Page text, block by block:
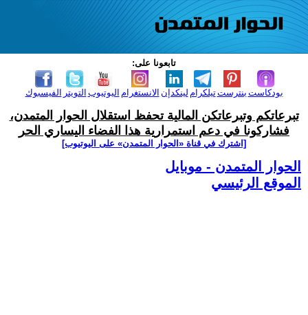
تابعونا على:
الفيسبوك التويتر اليوتيوب الانستغرام لينكدإن تيلكرامبنترست بودكاست
تبرعاتكم وتبرعاتكن المالية تحفظ استقلال الحوار المتمدن،
فشاركونا في دعم استمرارية هذا الفضاء اليساري الحر
[اشترك في قناة ‫«الحوار المتمدن» على اليوتيوب]
الحوار المتمدن - موبايل
الموقع الرئيسي